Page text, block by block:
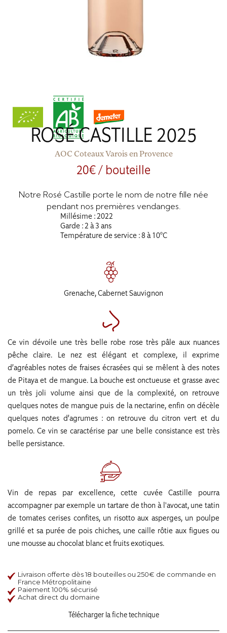
ROSÉ CASTILLE 2025
AOC Coteaux Varois en Provence
20€ / bouteille
Notre Rosé Castille porte le nom de notre fille née
pendant nos premières vendanges.
Millésime : 2022
Garde : 2 à 3 ans
Température de service : 8 à 10°C
Grenache, Cabernet Sauvignon
Ce vin dévoile une très belle robe rose très pâle aux nuances
pêche claire. Le nez est élégant et complexe, il exprime
d’agréables notes de fraises écrasées qui se mêlent à des notes
de Pitaya et de mangue. La bouche est onctueuse et grasse avec
un très joli volume ainsi que de la complexité, on retrouve
quelques notes de mangue puis de la nectarine, enfin on décèle
quelques notes d’agrumes : on retrouve du citron vert et du
pomelo. Ce vin se caractérise par une belle consistance est très
belle persistance.
Vin de repas par excellence, cette cuvée Castille pourra
accompagner par exemple un tartare de thon à l'avocat, une tatin
de tomates cerises confites, un risotto aux asperges, un poulpe
grillé et sa purée de pois chiches, une caille rôtie aux figues ou
une mousse au chocolat blanc et fruits exotiques.
Livraison offerte dès 18 bouteilles ou 250€ de commande en
France Métropolitaine
Paiement 100% sécurisé
Achat direct du domaine
Télécharger la fiche technique